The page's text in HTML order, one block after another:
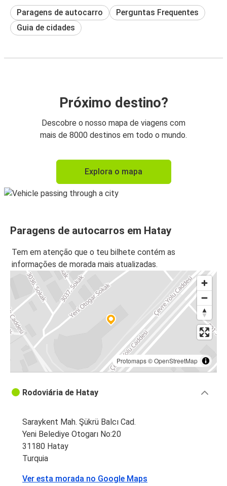
Paragens de autocarro
Perguntas Frequentes
Guia de cidades
Próximo destino?
Descobre o nosso mapa de viagens com
mais de 8000 destinos em todo o mundo.
Explora o mapa
Paragens de autocarros em Hatay
Tem em atenção que o teu bilhete contém as
informações de morada mais atualizadas.
Protomaps©OpenStreetMap
Rodoviária de Hatay
Saraykent Mah. Şükrü Balcı Cad.
Yeni Belediye Otogarı No:20
31180 Hatay
Turquia
Ver esta morada no Google Maps